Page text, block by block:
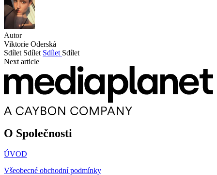
Autor
Viktorie Oderská
Sdílet Sdílet Sdílet Sdílet
Next article
O Společnosti
ÚVOD
Všeobecné obchodní podmínky